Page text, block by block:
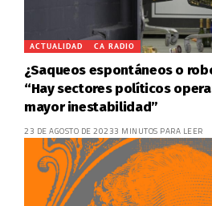
ACTUALIDAD CA RADIO
¿Saqueos espontáneos o
“Hay sectores políticos
mayor inestabilidad”
23 DE AGOSTO DE 20233 MINUTOS PARA LEER